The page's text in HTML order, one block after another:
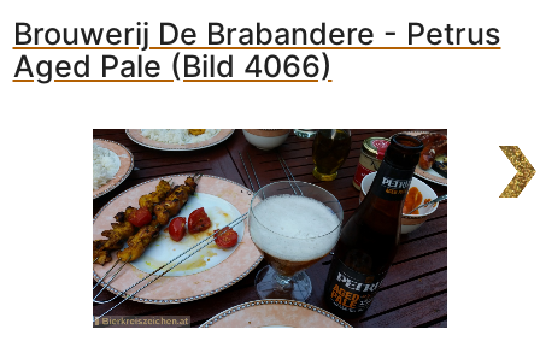
Brouwerij De Brabandere - Petrus
Aged Pale (Bild 4066)